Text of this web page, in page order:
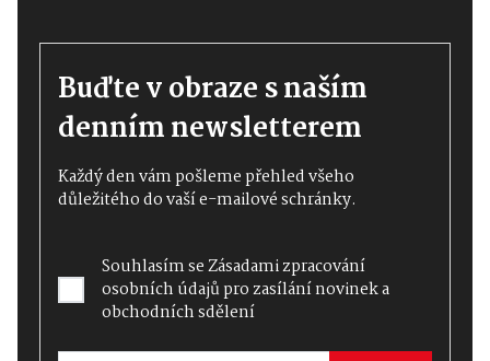
Buďte v obraze s naším
denním newsletterem
Každý den vám pošleme přehled všeho
důležitého do vaší e-mailové schránky.
Souhlasím seZásadami zpracování
osobních údajůpro zasílání novinek a
obchodních sdělení